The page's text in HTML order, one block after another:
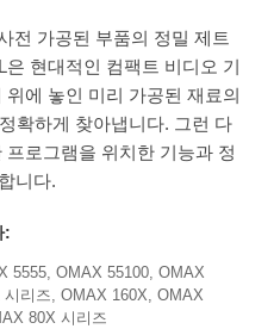
전 가공된 부품의 정밀 제트
현대적인 컴팩트 비디오 기
에 놓인 미리 가공된 재료의
확하게 찾아냅니다. 그런 다
로그램을 위치한 기능과 정
니다.
:
5555, OMAX 55100, OMAX
리즈, OMAX 160X, OMAX
80X 시리즈